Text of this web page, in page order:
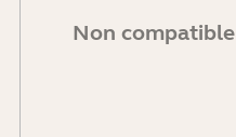
Non compatible